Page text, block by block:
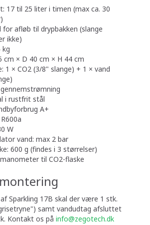
17 til 25 liter i timen (max ca. 30
for afløb til drypbakken (slange
ikke)
cm × D 40 cm × H 44 cm
1 × CO2 (3/8" slange) + 1 × vand
i rustfrit stål
A+
W
vand: max 2 bar
600 g (findes i 3 størrelser)
til CO2-flaske
Sparkling 17B skal der være 1 stk.
samt vandudtag afsluttet
Kontakt os på info@zegotech.dk